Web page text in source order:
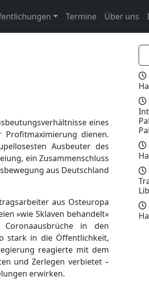
Termine Über uns
eines
dienen.
Ausbeuter des
ein Zusammenschluss
aus Deutschland
aus Osteuropa
»wie Sklaven behandelt«
in den
stark in die Öffentlichkeit,
reagierte mit dem
und Zerlegen verbietet –
erwirken.